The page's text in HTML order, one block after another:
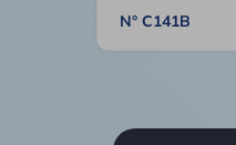
N° C141B